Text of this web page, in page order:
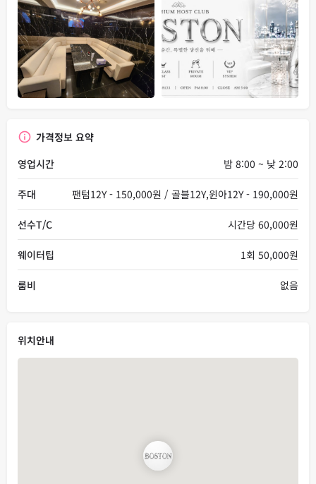
가격정보 요약
영업시간
밤 8:00 ~ 낮 2:00
주대 팬텀12Y - 150,000원 / 골블12Y,윈아12Y - 190,000원
선수T/C 시간당 60,000원
웨이터팁 1회 50,000원
룸비 없음
위치안내